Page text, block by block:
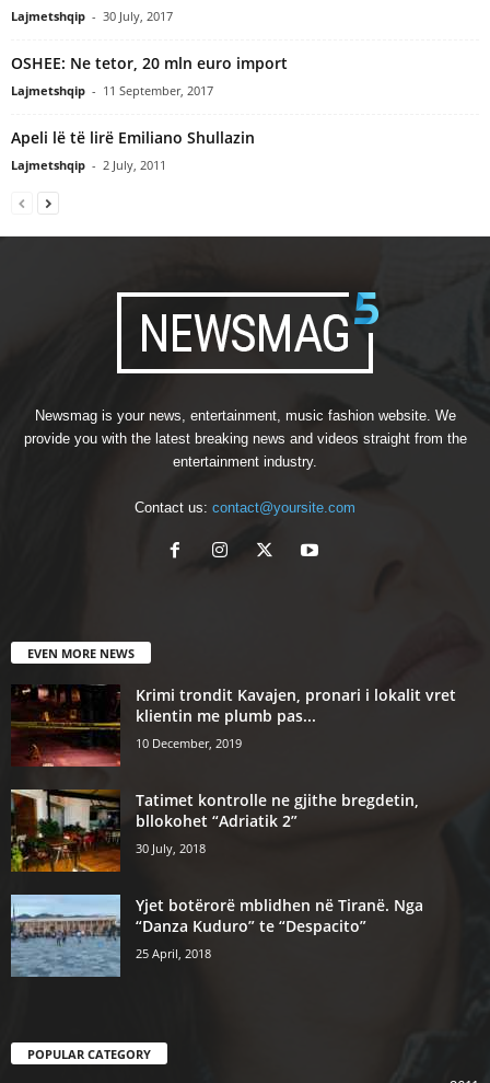
Lajmetshqip - 30 July, 2017
OSHEE: Ne tetor, 20 mln euro import
Lajmetshqip - 11 September, 2017
Apeli lë të lirë Emiliano Shullazin
Lajmetshqip - 2 July, 2011
Newsmag is your news, entertainment, music fashion website. We
provide you with the latest breaking news and videos straight from the
entertainment industry.
Contact us: contact@yoursite.com
EVEN MORE NEWS
Krimi trondit Kavajen, pronari i lokalit vret
klientin me plumb pas...
10 December, 2019
Tatimet kontrolle ne gjithe bregdetin,
bllokohet “Adriatik 2”
30 July, 2018
Yjet botërorë mblidhen në Tiranë. Nga
“Danza Kuduro” te “Despacito”
25 April, 2018
POPULAR CATEGORY